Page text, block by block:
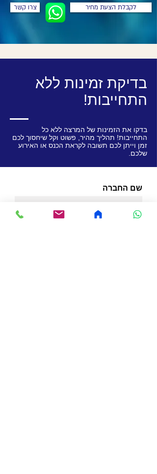
צרו קשר לקבלת הצעת מחיר
בדיקת זמינות ללא
התחייבות!
בדקו את הזמינות של המרצה ללא כל
התחייבות! תהליך מהיר, פשוט וקל שיחסוך לכם
זמן וייתן לכם תשובה לקראת הכנס או האירוע
שלכם.
שם החברה